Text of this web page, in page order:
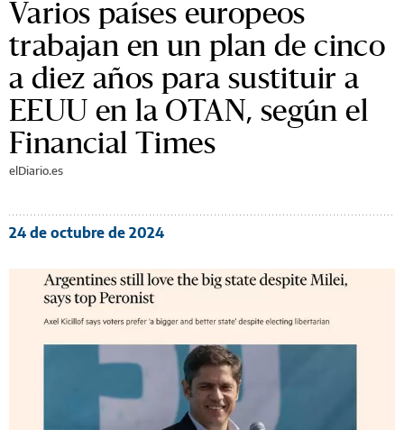
Varios países europeos
trabajan en un plan de cinco
a diez años para sustituir a
EEUU en la OTAN, según el
Financial Times
elDiario.es
24 de octubre de 2024